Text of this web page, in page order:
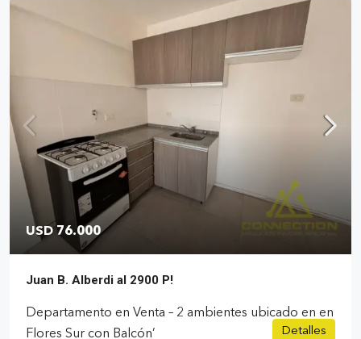
USD 76.000
Juan B. Alberdi al 2900 P!
Departamento en Venta – 2 ambientes ubicado en en
Flores Sur con Balcón’
Detalles